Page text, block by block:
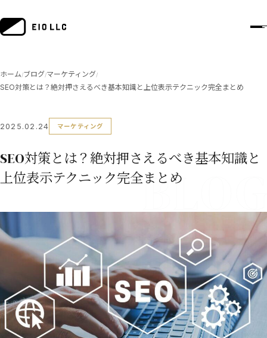
ホーム/ブログ/マーケティング/
SEO対策とは？絶対押さえるべき基本知識と上位表示テクニック完全まとめ
2025.02.24 マーケティング
SEO対策とは？絶対押さえるべき基本知識と
上位表示テクニック完全まとめ